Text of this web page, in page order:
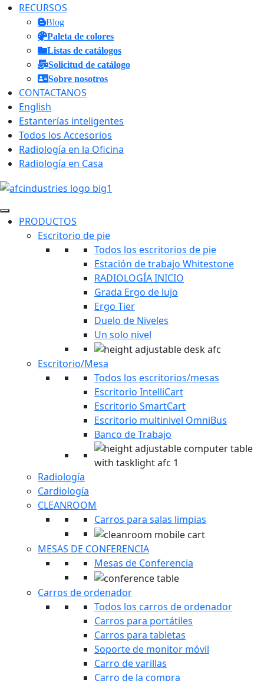
RECURSOS
Blog
Paleta de colores
Listas de catálogos
Solicitud de catálogo
Sobre nosotros
CONTACTANOS
English
Estanterías inteligentes
Todos los Accesorios
Radiología en la Oficina
Radiología en Casa
PRODUCTOS
Escritorio de pie
Todos los escritorios de pie
Estación de trabajo Whitestone
RADIOLOGÍA INICIO
Grada Ergo de lujo
Ergo Tier
Duelo de Niveles
Un solo nivel
Escritorio/Mesa
Todos los escritorios/mesas
Escritorio IntelliCart
Escritorio SmartCart
Escritorio multinivel OmniBus
Banco de Trabajo
Radiología
Cardiología
CLEANROOM
Carros para salas limpias
MESAS DE CONFERENCIA
Mesas de Conferencia
Carros de ordenador
Todos los carros de ordenador
Carros para portátiles
Carros para tabletas
Soporte de monitor móvil
Carro de varillas
Carro de la compra